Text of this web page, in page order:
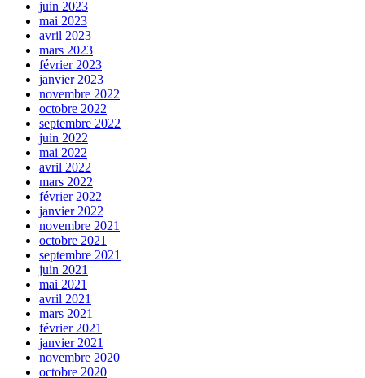
juin 2023
mai 2023
avril 2023
mars 2023
février 2023
janvier 2023
novembre 2022
octobre 2022
septembre 2022
juin 2022
mai 2022
avril 2022
mars 2022
février 2022
janvier 2022
novembre 2021
octobre 2021
septembre 2021
juin 2021
mai 2021
avril 2021
mars 2021
février 2021
janvier 2021
novembre 2020
octobre 2020